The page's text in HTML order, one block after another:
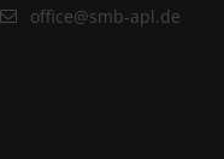
office@smb-apl.de